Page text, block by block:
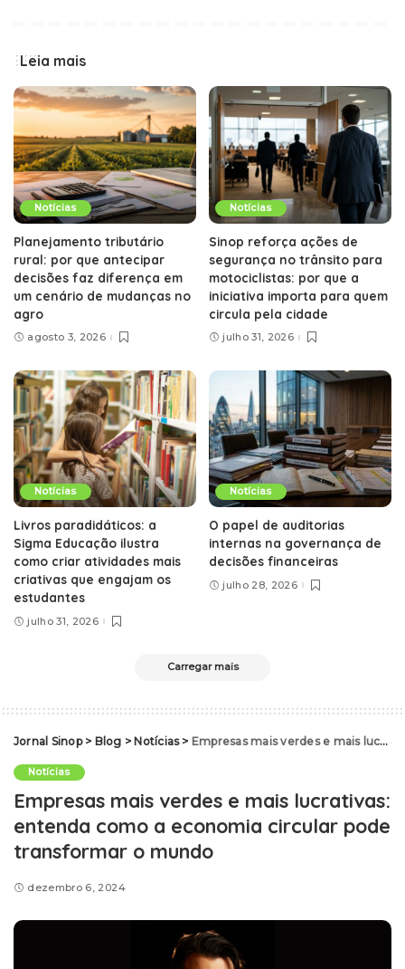
Leia mais
Notícias
Planejamento tributário
rural: por que antecipar
decisões faz diferença em
um cenário de mudanças no
agro
agosto 3, 2026
Notícias
Sinop reforça ações de
segurança no trânsito para
motociclistas: por que a
iniciativa importa para quem
circula pela cidade
julho 31, 2026
Notícias
Livros paradidáticos: a
Sigma Educação ilustra
como criar atividades mais
criativas que engajam os
estudantes
julho 31, 2026
Notícias
O papel de auditorias
internas na governança de
decisões financeiras
julho 28, 2026
Carregar mais
Jornal Sinop> Blog > Notícias> Empresas mais verdes e mais lucrativas: entenda como a economia circular pode transformar o mundo
Notícias
Empresas mais verdes e mais lucrativas:
entenda como a economia circular pode
transformar o mundo
dezembro 6, 2024